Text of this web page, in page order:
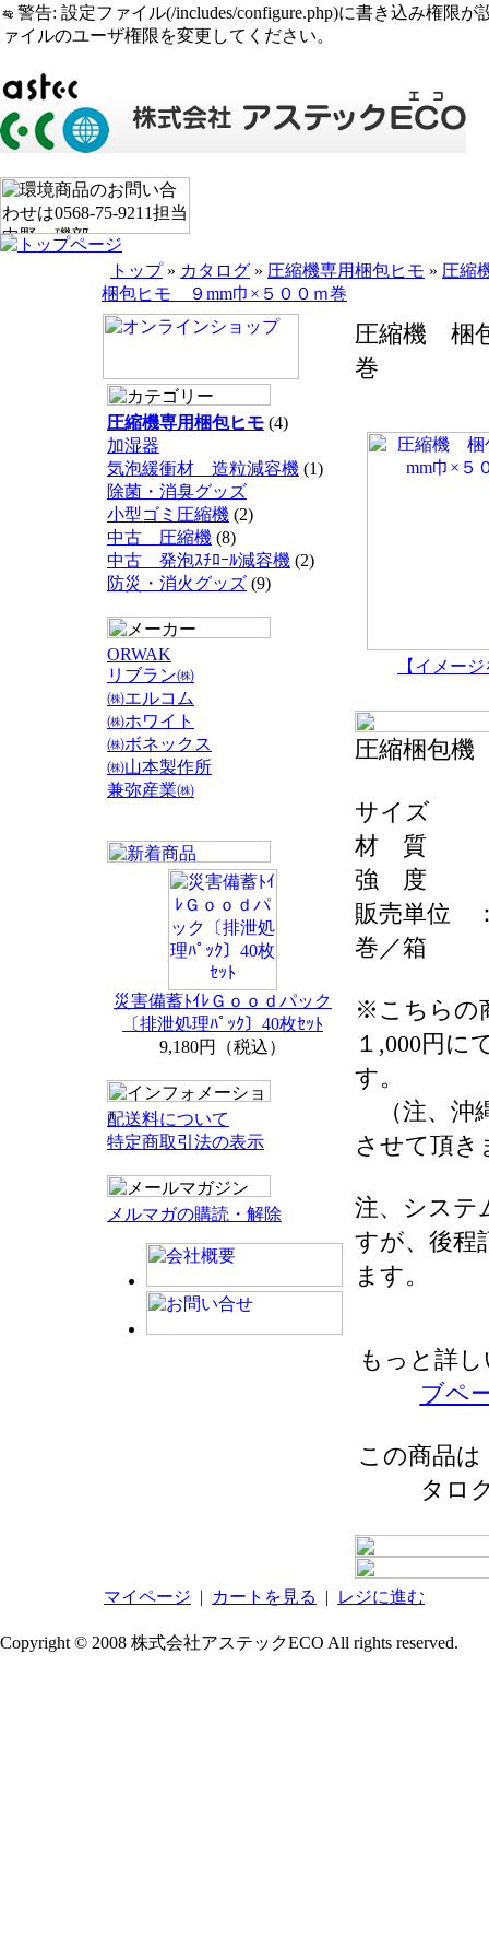
警告: 設定ファイル(/includes/configure.php)に書き込み権限が
ァイルのユーザ権限を変更してください。
トップ» カタログ » 圧縮機専用梱包ヒモ » 圧
梱包ヒモ ９mm巾×５００ｍ巻
圧縮機専用梱包ヒモ (4)
加湿器
気泡緩衝材 造粒減容機 (1)
除菌・消臭グッズ
小型ゴミ圧縮機 (2)
中古 圧縮機 (8)
中古 発泡ｽﾁﾛｰﾙ減容機 (2)
防災・消火グッズ (9)
ORWAK
リブラン㈱
㈱エルコム
㈱ホワイト
㈱ボネックス
㈱山本製作所
兼弥産業㈱
災害備蓄ﾄｲﾚＧｏｏｄパック
〔排泄処理ﾊﾟｯｸ〕40枚ｾｯﾄ
9,180円（税込）
配送料について
特定商取引法の表示
メルマガの購読・解除
圧縮機 梱
巻
【イメー
圧縮梱包
サイズ ：
材 質
強 度 ：
販売単位
巻／箱
※こちらの
１,000円に
す。
（注、沖
させて頂き
注、システ
すが、後程
ます。
もっと詳
ブペ
この商品は
タロ
マイページ | カートを見る | レジに進む
Copyright © 2008 株式会社アステックECO All rights reserved.